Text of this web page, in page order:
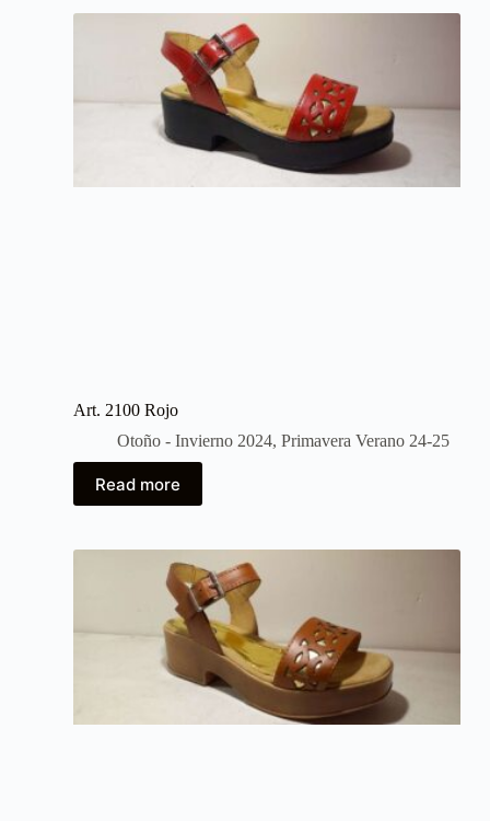
Art. 2100 Rojo
Otoño - Invierno 2024, Primavera Verano 24-25
Read more